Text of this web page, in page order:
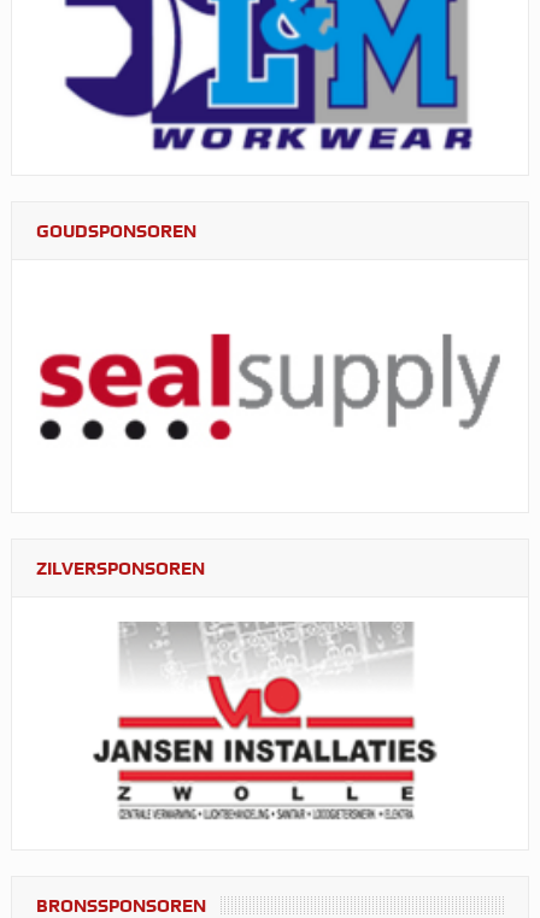
GOUDSPONSOREN
ZILVERSPONSOREN
BRONSSPONSOREN